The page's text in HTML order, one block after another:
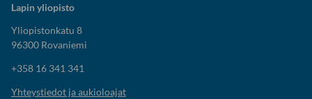
Lapin yliopisto
Yliopistonkatu 8
96300 Rovaniemi
+358 16 341 341
Yhteystiedot ja aukioloajat